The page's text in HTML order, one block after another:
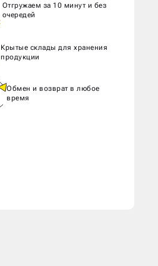
Отгружаем за 10 минут и без
очередей
Крытые склады для хранения
продукции
Обмен и возврат в любое
время